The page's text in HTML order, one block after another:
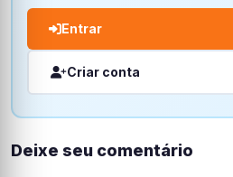
Entrar
Criar conta
Deixe seu comentário